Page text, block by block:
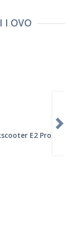
I OVO
E2 Pro